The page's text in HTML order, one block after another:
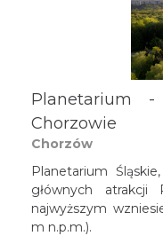
Planetarium
Chorzowie
Chorzów
Planetarium
głównych atrakcji
najwyższym
m n.p.m.).